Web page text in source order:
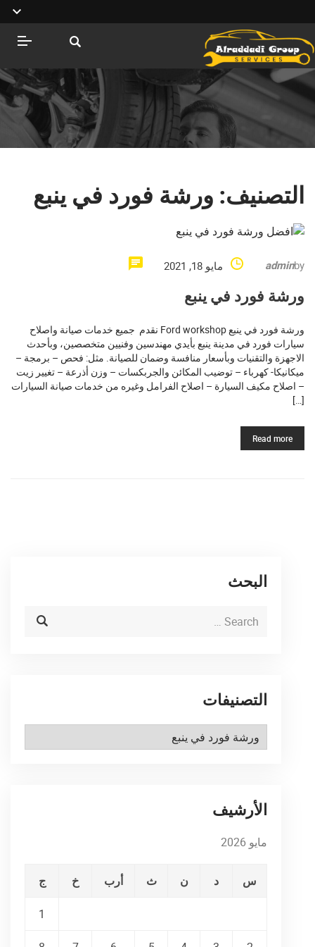
التصنيف: ورشة فورد في ينبع
by
admin مايو 18, 2021
ورشة فورد في ينبع
ورشة فورد في ينبع Ford workshop نقدم جميع خدمات صيانة واصلاح
سيارات فورد في مدينة ينبع بأيدي مهندسين وفنيين متخصصين، وبأحدث
الاجهزة والتقنيات وبأسعار منافسة وضمان للصيانة. مثل: فحص – برمجة –
ميكانيكا- كهرباء – توضيب المكائن والجربكسات – وزن أذرعة – تغيير زيت
– اصلاح مكيف السيارة – اصلاح الفرامل وغيره من خدمات صيانة السيارات
[…]
Read more
البحث
التصنيفات
التصنيفات
الأرشيف
مايو 2026
س د ن ث أرب خ ج
1